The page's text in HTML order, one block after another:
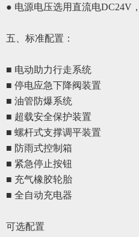
● 电源电压选用直流电DC24V
五、 标准配置 ：
■ 电动助力行走系统
■ 停电应急下降阀装置
■ 油管防爆系统
■ 超载安全保护装置
■ 螺杆式支撑调平装置
■ 防雨式控制箱
■ 紧急停止按钮
■ 充气橡胶轮胎
■ 全自动充电器
可选配置